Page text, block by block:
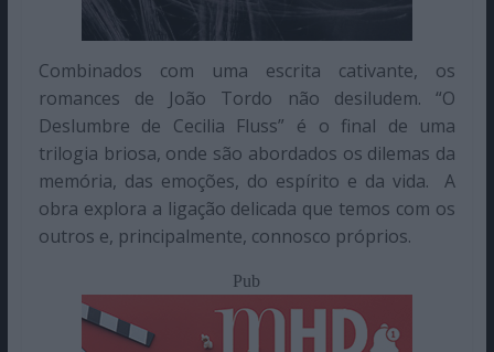
Combinados com uma escrita cativante, os
romances de João Tordo não desiludem. “O
Deslumbre de Cecilia Fluss” é o final de uma
trilogia briosa, onde são abordados os dilemas da
memória, das emoções, do espírito e da vida. A
obra explora a ligação delicada que temos com os
outros e, principalmente, connosco próprios.
Pub